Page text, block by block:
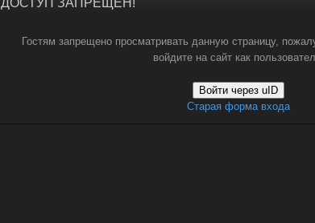
ДОСТУП ЗАПРЕЩЁН!
Гостям запрещено просматривать данную страницу,
войдите на сайт как
Войти через uID
Старая форма входа